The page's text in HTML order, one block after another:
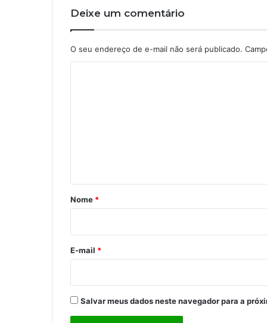
Deixe um comentário
O seu endereço de e-mail não será publicado.
r
*
Nome *
E-mail *
Salvar meus dados neste navegador para a